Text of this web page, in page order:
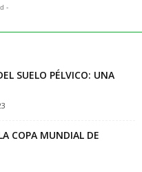
-
SUELO PÉLVICO: UNA
COPA MUNDIAL DE